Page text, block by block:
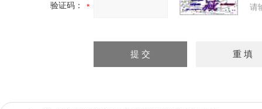
验证码： 请